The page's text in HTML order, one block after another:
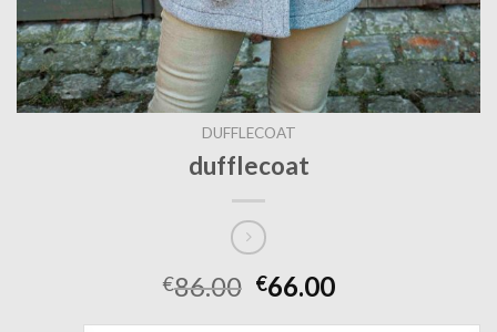
DUFFLECOAT
dufflecoat
€86.00 €66.00